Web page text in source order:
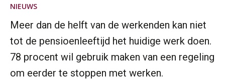
NIEUWS
Meer dan de helft van de werkenden kan niet
tot de pensioenleeftijd het huidige werk doen.
78 procent wil gebruik maken van een regeling
om eerder te stoppen met werken.
25
AUG
Summercourse: Een mindset die kansen ziet en vertrouwen geeft
MOCuitgevers
25
AUG
Summercourse: Kiezen wat bij je past, loslaten wat je niet verder helpt
MOCuitgevers